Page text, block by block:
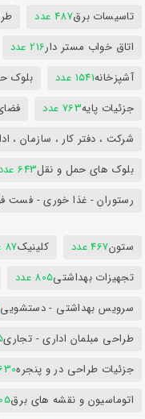
تاسیسات برق487 عدد
اتاق خواب مستر دار216 عدد
آشپزخانه1541 عدد بلوک
جزئیات پایه763 عدد
شرکت ، دفتر کار ، سازمان ،
بلوک های حمل و نقل643 عدد
رستوران - غذا خوری - فست
ستون467 عدد کلینیک87 عدد
تجهیزات بهداشتی805 عدد
سرویس بهداشتی - دستشویی
طراحی مبلمان اداری - تجاری
جزئیات طراحی در و پنجره
اتوماسیون و نقشه های برق